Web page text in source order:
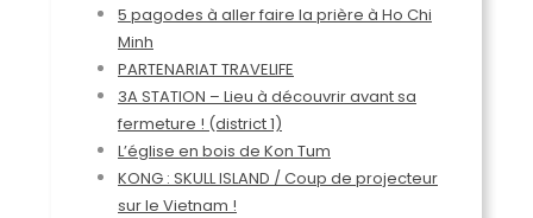
5 pagodes à aller faire la prière à Ho Chi
Minh
PARTENARIAT TRAVELIFE
3A STATION – Lieu à découvrir avant sa
fermeture ! (district 1)
L’église en bois de Kon Tum
KONG : SKULL ISLAND / Coup de projecteur
sur le Vietnam !